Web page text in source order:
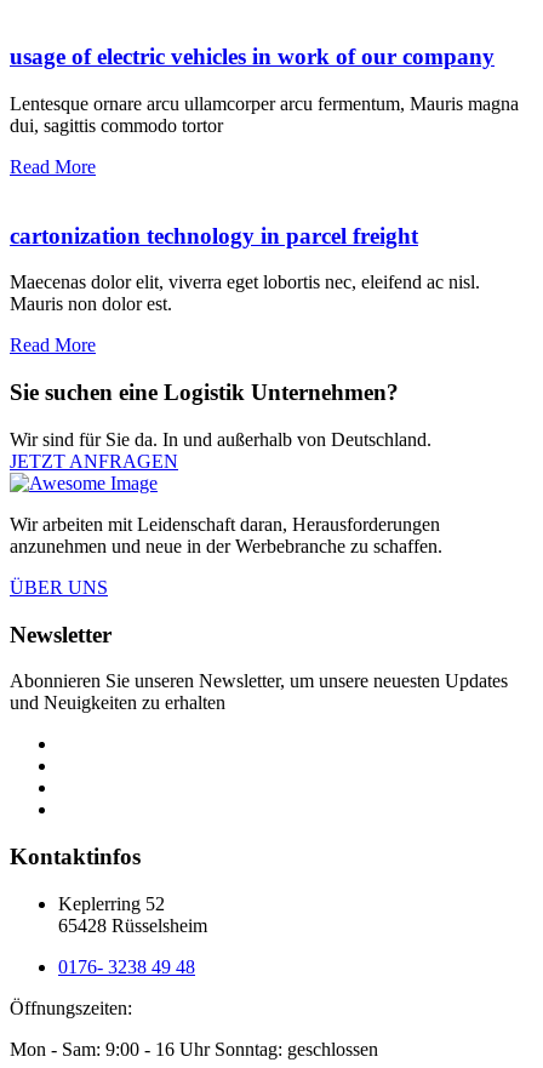
usage of electric vehicles in work of our company
Lentesque ornare arcu ullamcorper arcu fermentum, Mauris magna
dui, sagittis commodo tortor
Read More
cartonization technology in parcel freight
Maecenas dolor elit, viverra eget lobortis nec, eleifend ac nisl.
Mauris non dolor est.
Read More
Sie suchen eine Logistik Unternehmen?
Wir sind für Sie da. In und außerhalb von Deutschland.
JETZT ANFRAGEN
Wir arbeiten mit Leidenschaft daran, Herausforderungen
anzunehmen und neue in der Werbebranche zu schaffen.
ÜBER UNS
Newsletter
Abonnieren Sie unseren Newsletter, um unsere neuesten Updates
und Neuigkeiten zu erhalten
Kontaktinfos
Keplerring 52
65428 Rüsselsheim
0176- 3238 49 48
Öffnungszeiten:
Mon - Sam: 9:00 - 16 Uhr Sonntag: geschlossen